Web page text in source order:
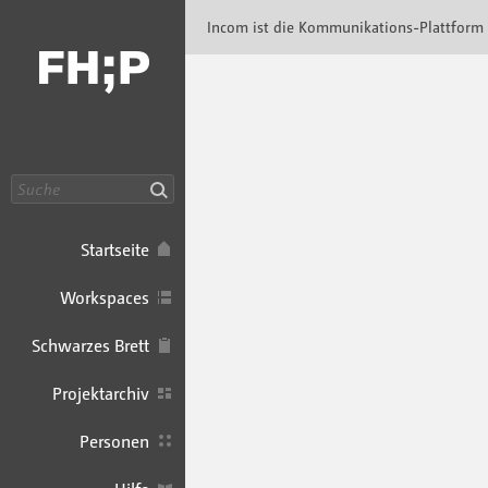
Startseite
Workspaces
Schwarzes Brett
Projektarchiv
Personen
Incom ist die Kommunikations-Plattform